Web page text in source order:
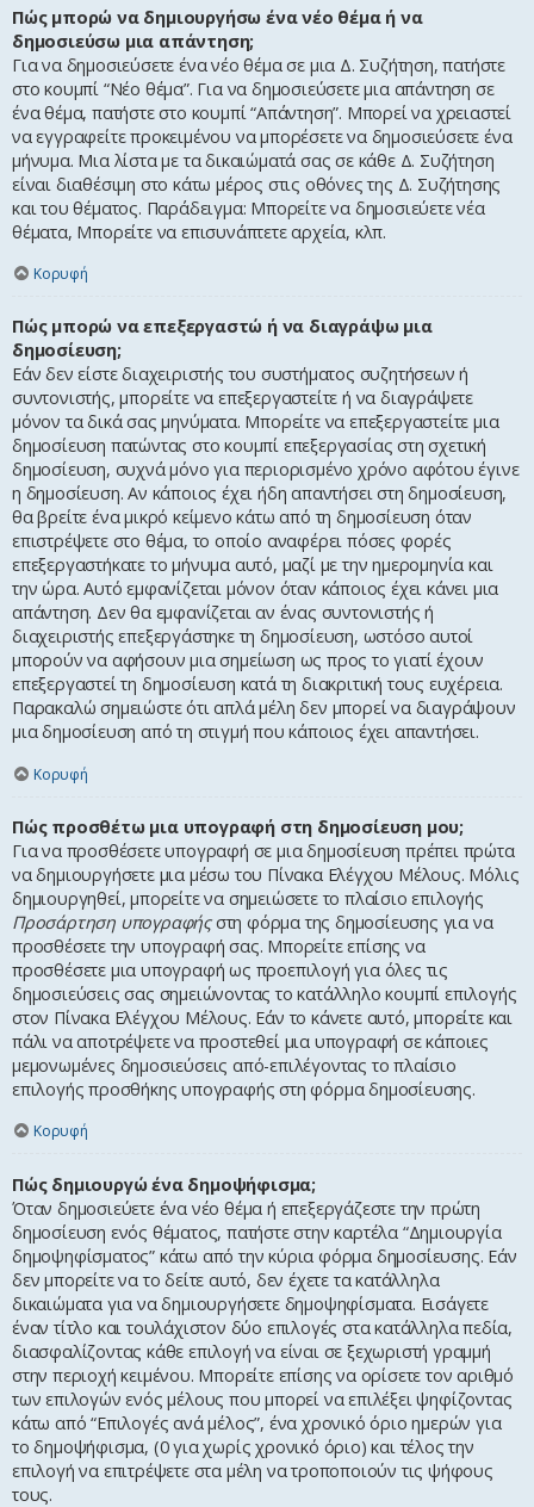
Πώς μπορώ να δημιουργήσω ένα νέο θέμα ή να
δημοσιεύσω μια απάντηση;
Για να δημοσιεύσετε ένα νέο θέμα σε μια Δ. Συζήτηση, πατήστε
στο κουμπί “Νέο θέμα”. Για να δημοσιεύσετε μια απάντηση σε
ένα θέμα, πατήστε στο κουμπί “Απάντηση”. Μπορεί να χρειαστεί
να εγγραφείτε προκειμένου να μπορέσετε να δημοσιεύσετε ένα
μήνυμα. Μια λίστα με τα δικαιώματά σας σε κάθε Δ. Συζήτηση
είναι διαθέσιμη στο κάτω μέρος στις οθόνες της Δ. Συζήτησης
και του θέματος. Παράδειγμα: Μπορείτε να δημοσιεύετε νέα
θέματα, Μπορείτε να επισυνάπτετε αρχεία, κλπ.
Κορυφή
Πώς μπορώ να επεξεργαστώ ή να διαγράψω μια
δημοσίευση;
Εάν δεν είστε διαχειριστής του συστήματος συζητήσεων ή
συντονιστής, μπορείτε να επεξεργαστείτε ή να διαγράψετε
μόνον τα δικά σας μηνύματα. Μπορείτε να επεξεργαστείτε μια
δημοσίευση πατώντας στο κουμπί επεξεργασίας στη σχετική
δημοσίευση, συχνά μόνο για περιορισμένο χρόνο αφότου έγινε
η δημοσίευση. Αν κάποιος έχει ήδη απαντήσει στη δημοσίευση,
θα βρείτε ένα μικρό κείμενο κάτω από τη δημοσίευση όταν
επιστρέψετε στο θέμα, το οποίο αναφέρει πόσες φορές
επεξεργαστήκατε το μήνυμα αυτό, μαζί με την ημερομηνία και
την ώρα. Αυτό εμφανίζεται μόνον όταν κάποιος έχει κάνει μια
απάντηση. Δεν θα εμφανίζεται αν ένας συντονιστής ή
διαχειριστής επεξεργάστηκε τη δημοσίευση, ωστόσο αυτοί
μπορούν να αφήσουν μια σημείωση ως προς το γιατί έχουν
επεξεργαστεί τη δημοσίευση κατά τη διακριτική τους ευχέρεια.
Παρακαλώ σημειώστε ότι απλά μέλη δεν μπορεί να διαγράψουν
μια δημοσίευση από τη στιγμή που κάποιος έχει απαντήσει.
Κορυφή
Πώς προσθέτω μια υπογραφή στη δημοσίευση μου;
Για να προσθέσετε υπογραφή σε μια δημοσίευση πρέπει πρώτα
να δημιουργήσετε μια μέσω του Πίνακα Ελέγχου Μέλους. Μόλις
δημιουργηθεί, μπορείτε να σημειώσετε το πλαίσιο επιλογής
Προσάρτηση υπογραφήςστη φόρμα της δημοσίευσης για να
προσθέσετε την υπογραφή σας. Μπορείτε επίσης να
προσθέσετε μια υπογραφή ως προεπιλογή για όλες τις
δημοσιεύσεις σας σημειώνοντας το κατάλληλο κουμπί επιλογής
στον Πίνακα Ελέγχου Μέλους. Εάν το κάνετε αυτό, μπορείτε και
πάλι να αποτρέψετε να προστεθεί μια υπογραφή σε κάποιες
μεμονωμένες δημοσιεύσεις από-επιλέγοντας το πλαίσιο
επιλογής προσθήκης υπογραφής στη φόρμα δημοσίευσης.
Κορυφή
Πώς δημιουργώ ένα δημοψήφισμα;
Όταν δημοσιεύετε ένα νέο θέμα ή επεξεργάζεστε την πρώτη
δημοσίευση ενός θέματος, πατήστε στην καρτέλα “Δημιουργία
δημοψηφίσματος” κάτω από την κύρια φόρμα δημοσίευσης. Εάν
δεν μπορείτε να το δείτε αυτό, δεν έχετε τα κατάλληλα
δικαιώματα για να δημιουργήσετε δημοψηφίσματα. Εισάγετε
έναν τίτλο και τουλάχιστον δύο επιλογές στα κατάλληλα πεδία,
διασφαλίζοντας κάθε επιλογή να είναι σε ξεχωριστή γραμμή
στην περιοχή κειμένου. Μπορείτε επίσης να ορίσετε τον αριθμό
των επιλογών ενός μέλους που μπορεί να επιλέξει ψηφίζοντας
κάτω από “Επιλογές ανά μέλος”, ένα χρονικό όριο ημερών για
το δημοψήφισμα, (0 για χωρίς χρονικό όριο) και τέλος την
επιλογή να επιτρέψετε στα μέλη να τροποποιούν τις ψήφους
τους.